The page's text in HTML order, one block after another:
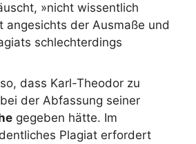
»nicht wissentlich
angesichts der Ausmaße und
schlechterdings
dass Karl-Theodor zu
der Abfassung seiner
gegeben hätte. Im
Plagiat erfordert